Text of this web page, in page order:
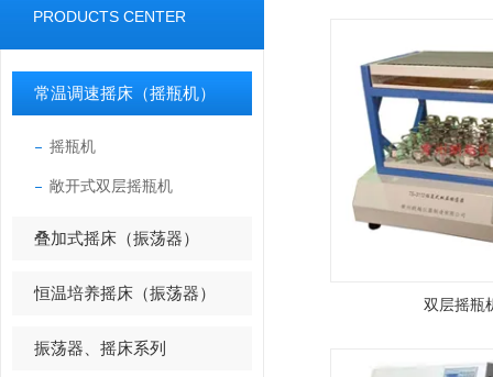
PRODUCTS CENTER
常温调速摇床（摇瓶机）
摇瓶机
敞开式双层摇瓶机
叠加式摇床（振荡器）
恒温培养摇床（振荡器）
振荡器、摇床系列
双层摇瓶